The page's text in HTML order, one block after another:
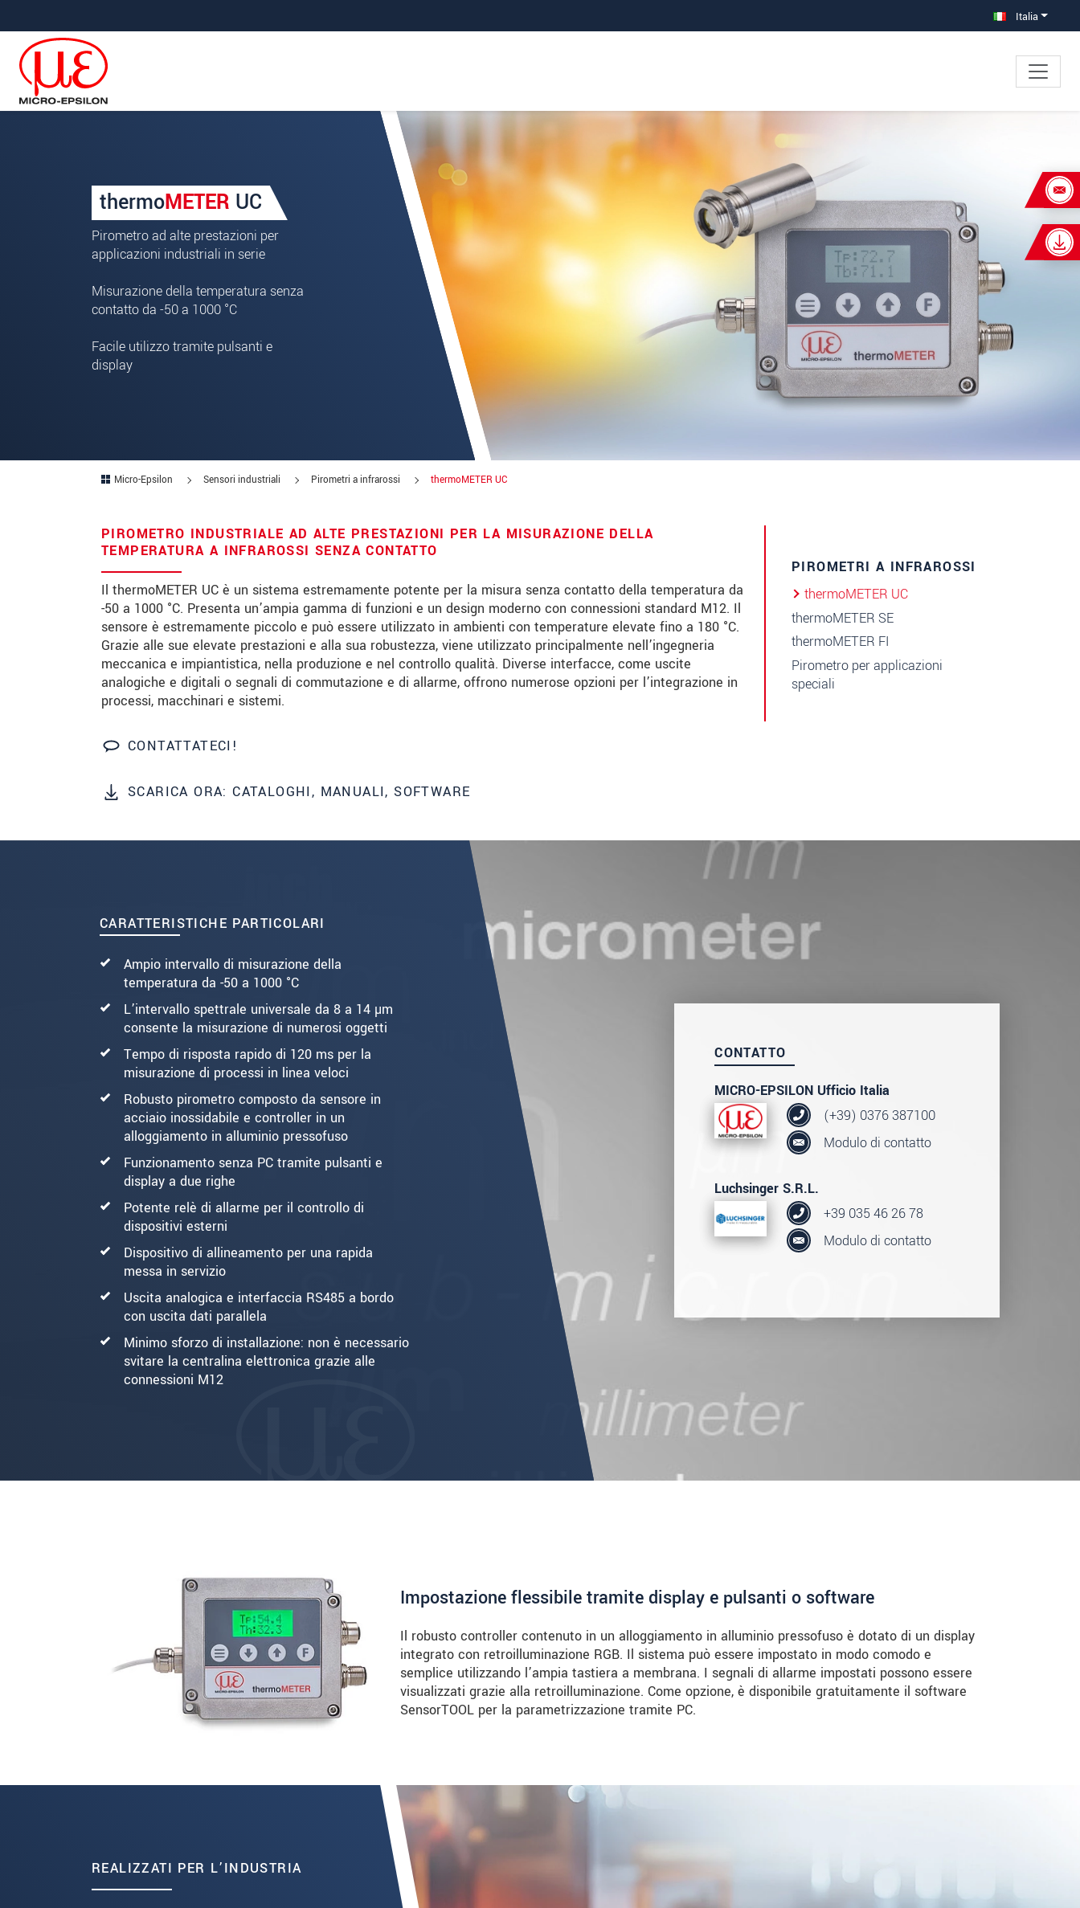
Italia
thermoMETER UC
Pirometro ad alte prestazioni per
applicazioni industriali in serie
Misurazione della temperatura senza
contatto da -50 a 1000 °C
Facile utilizzo tramite pulsanti e
display
Micro-Epsilon Sensori industriali Pirometri a infrarossi thermoMETER UC
PIROMETRO INDUSTRIALE AD ALTE PRESTAZIONI PER LA MISURAZIONE DELLA
TEMPERATURA A INFRAROSSI SENZA CONTATTO
Il thermoMETER UC è un sistema estremamente potente per la misura senza contatto della temperatura da
-50 a 1000 °C. Presenta un’ampia gamma di funzioni e un design moderno con connessioni standard M12. Il
sensore è estremamente piccolo e può essere utilizzato in ambienti con temperature elevate fino a 180 °C.
Grazie alle sue elevate prestazioni e alla sua robustezza, viene utilizzato principalmente nell’ingegneria
meccanica e impiantistica, nella produzione e nel controllo qualità. Diverse interfacce, come uscite
analogiche e digitali o segnali di commutazione e di allarme, offrono numerose opzioni per l’integrazione in
processi, macchinari e sistemi.
CONTATTATECI!
SCARICA ORA: CATALOGHI, MANUALI, SOFTWARE
PIROMETRI A INFRAROSSI
thermoMETER UC
thermoMETER SE
thermoMETER FI
Pirometro per applicazioni
speciali
CARATTERISTICHE PARTICOLARI
Ampio intervallo di misurazione della
temperatura da -50 a 1000 °C
L’intervallo spettrale universale da 8 a 14 µm
consente la misurazione di numerosi oggetti
Tempo di risposta rapido di 120 ms per la
misurazione di processi in linea veloci
Robusto pirometro composto da sensore in
acciaio inossidabile e controller in un
alloggiamento in alluminio pressofuso
Funzionamento senza PC tramite pulsanti e
display a due righe
Potente relè di allarme per il controllo di
dispositivi esterni
Dispositivo di allineamento per una rapida
messa in servizio
Uscita analogica e interfaccia RS485 a bordo
con uscita dati parallela
Minimo sforzo di installazione: non è necessario
svitare la centralina elettronica grazie alle
connessioni M12
CONTATTO
MICRO-EPSILON Ufficio Italia
(+39) 0376 387100
Modulo di contatto
Luchsinger S.R.L.
+39 035 46 26 78
Modulo di contatto
La vostra richiesta di: thermoMETER UC
Titolo*
Nome*
Cognome*
Paese*
E-mail*
Messaggio
Vi prego di tenermi informato sulle innovazioni dei prodotti via e-mail.
* Informazioni obbligatorie
We treat your data confidentially. Please read our
Impostazione flessibile tramite display e pulsanti o software
Il robusto controller contenuto in un alloggiamento in alluminio pressofuso è dotato di un display
integrato con retroilluminazione RGB. Il sistema può essere impostato in modo comodo e
semplice utilizzando l’ampia tastiera a membrana. I segnali di allarme impostati possono essere
visualizzati grazie alla retroilluminazione. Come opzione, è disponibile gratuitamente il software
SensorTOOL per la parametrizzazione tramite PC.
REALIZZATI PER L’INDUSTRIA